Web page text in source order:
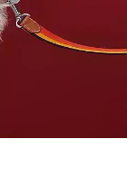
k tomuto účelu
Extra s.r.o.